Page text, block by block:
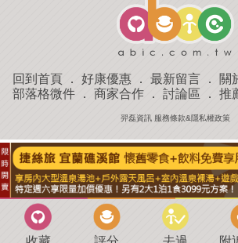
回到首頁 ． 好康優惠 ． 最新留言 ． 關
部落格微件． 商家合作． 討論區 ． 推
羿磊資訊 服務條款&隱私權政策